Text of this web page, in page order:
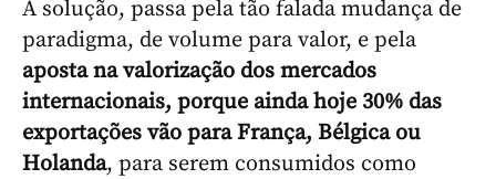
A solução, passa pela tão falada mudança de
paradigma, de volume para valor, e pela
aposta na valorização dos mercados
internacionais, porque ainda hoje 30% das
exportações vão para França, Bélgica ou
Holanda, para serem consumidos como